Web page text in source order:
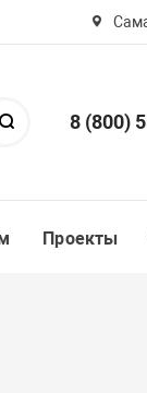
8 (800)
Проекты